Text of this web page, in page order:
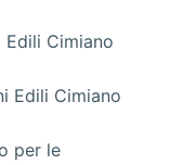
Cimiano
Edili Cimiano
per le